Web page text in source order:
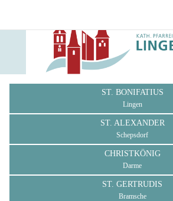
ST. BONIFATIUS
Lingen
ST. ALEXANDER
Schepsdorf
CHRISTKÖNIG
Darme
ST. GERTRUDIS
Bramsche